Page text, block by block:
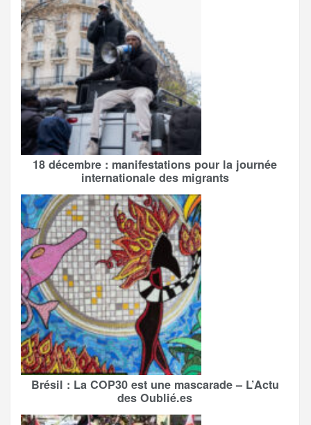
18 décembre : manifestations pour la journée
internationale des migrants
Brésil : La COP30 est une mascarade – L’Actu
des Oublié.es